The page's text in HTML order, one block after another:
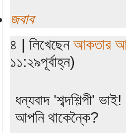
জবাব
৪ | লিখেছেন আকতার
১১:২৯পূর্বাহ্ন)
ধন্যবাদ 'শব্দশিল্পী' ভাই!
আপনি থাকেন্কৈ?